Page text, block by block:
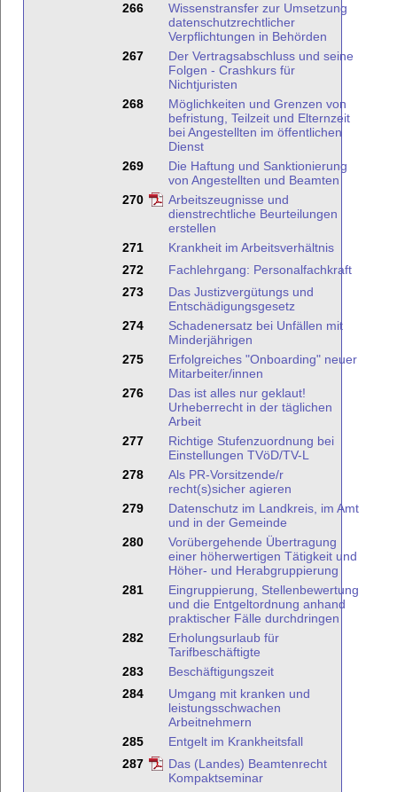
266
Wissenstransfer zur Umsetzung
datenschutzrechtlicher
Verpflichtungen in Behörden
267
Der Vertragsabschluss und seine
Folgen - Crashkurs für
Nichtjuristen
268
Möglichkeiten und Grenzen von
befristung, Teilzeit und Elternzeit
bei Angestellten im öffentlichen
Dienst
269
Die Haftung und Sanktionierung
von Angestellten und Beamten
270
Arbeitszeugnisse und
dienstrechtliche Beurteilungen
erstellen
271
Krankheit im Arbeitsverhältnis
272
Fachlehrgang: Personalfachkraft
273
Das Justizvergütungs und
Entschädigungsgesetz
274
Schadenersatz bei Unfällen mit
Minderjährigen
275
Erfolgreiches "Onboarding" neuer
Mitarbeiter/innen
276
Das ist alles nur geklaut!
Urheberrecht in der täglichen
Arbeit
277
Richtige Stufenzuordnung bei
Einstellungen TVöD/TV-L
278
Als PR-Vorsitzende/r
recht(s)sicher agieren
279
Datenschutz im Landkreis, im Amt
und in der Gemeinde
280
Vorübergehende Übertragung
einer höherwertigen Tätigkeit und
Höher- und Herabgruppierung
281
Eingruppierung, Stellenbewertung
und die Entgeltordnung anhand
praktischer Fälle durchdringen
282
Erholungsurlaub für
Tarifbeschäftigte
283
Beschäftigungszeit
284
Umgang mit kranken und
leistungsschwachen
Arbeitnehmern
285
Entgelt im Krankheitsfall
287
Das (Landes) Beamtenrecht
Kompaktseminar